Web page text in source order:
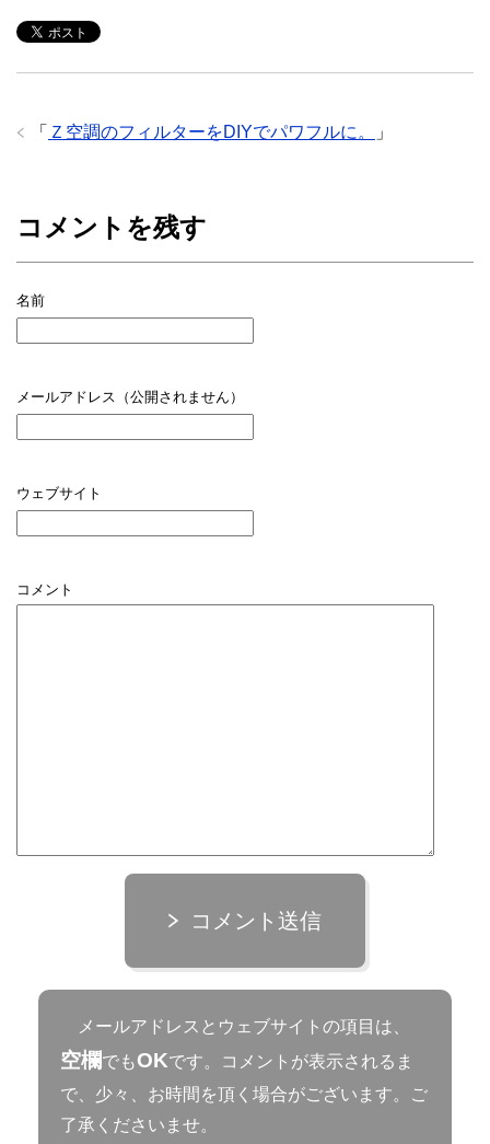
「 Ｚ空調のフィルターをDIYでパワフルに。 」
コメントを残す
名前
メールアドレス（公開されません）
ウェブサイト
コメント
コメント送信
メールアドレスとウェブサイトの項目は、
空欄でもOKです。コメントが表示されるま
で、少々、お時間を頂く場合がございます。ご
了承くださいませ。